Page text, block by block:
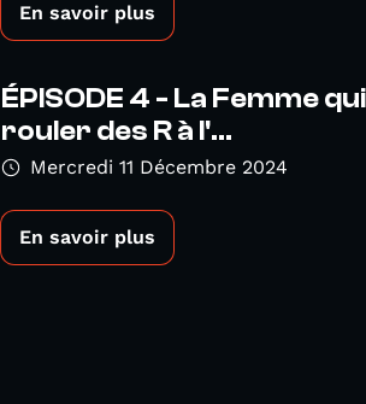
En savoir plus
ÉPISODE 4 - La Femme
rouler des R à l'...
Mercredi 11 Décembre 2024
En savoir plus